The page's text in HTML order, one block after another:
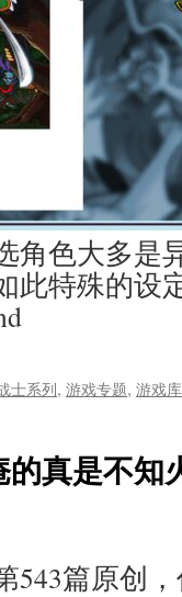
角色大多是
此特殊的设
士系列, 游戏专题, 游戏库
的真是不
543篇原创